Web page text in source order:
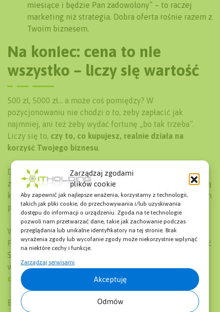
Zarządzaj zgodami
plików cookie
Aby zapewnić jak najlepsze wrażenia, korzystamy z technologii,
takich jak pliki cookie, do przechowywania i/lub uzyskiwania
dostępu do informacji o urządzeniu. Zgoda na te technologie
pozwoli nam przetwarzać dane, takie jak zachowanie podczas
przeglądania lub unikalne identyfikatory na tej stronie. Brak
wyrażenia zgody lub wycofanie zgody może niekorzystnie wpłynąć
na niektóre cechy i funkcje.
Zarządzaj serwisami
Akceptuję
Odmów
miesiące i będzie Pan zadowolony” – to raczej
marketing niż strategia. Dobra oferta rośnie razem z
Twoim biznesem.
Na koniec: cena to nie
wszystko – liczy się wartość
500 zł, 5000 zł… a może coś pomiędzy? W
pozycjonowaniu nie chodzi o to, żeby zapłacić jak
najmniej, ani też żeby wydać fortunę „bo tak trzeba”.
Liczy się to, czy to, co kupujesz, realnie działa na
korzyść Twojego biznesu.
Dobrze zaplanowane SEO to inwestycja, która potrafi
zwrócić się wielokrotnie – ale tylko wtedy, gdy stoi za nią
konkretna strategia, doświadczenie i zrozumienie Twoich
potrzeb.
W IT Holding stawiamy właśnie na takie podejście.
Pracujemy z firmami, które chcą rosnąć, a nie tylko „mieć
SEO”. Jeśli chcesz zobaczyć, jak mogłaby wyglądać
współpraca u Ciebie – odezwij się albo zajrzyj do naszej
oferty pozycjonowania stron.
Bez ściemy, bez sztucznych obietnic. Po prostu